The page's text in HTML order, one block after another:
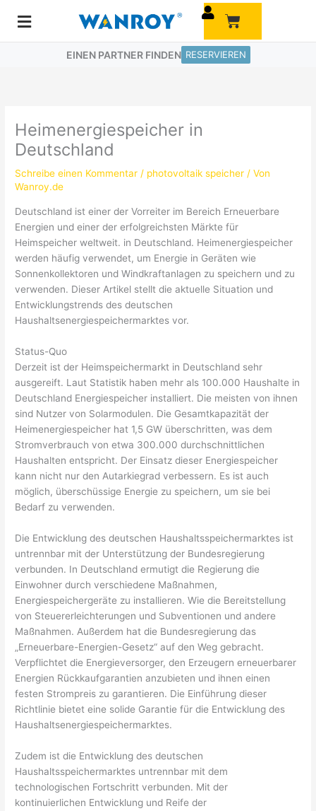
Inhalt
Warenkorb
EINEN PARTNER FINDEN RESERVIEREN
Heimenergiespeicher in
Deutschland
Schreibe einen Kommentar / photovoltaik speicher / Von
Wanroy.de
Deutschland ist einer der Vorreiter im Bereich Erneuerbare
Energien und einer der erfolgreichsten Märkte für
Heimspeicher weltweit. in Deutschland. Heimenergiespeicher
werden häufig verwendet, um Energie in Geräten wie
Sonnenkollektoren und Windkraftanlagen zu speichern und zu
verwenden. Dieser Artikel stellt die aktuelle Situation und
Entwicklungstrends des deutschen
Haushaltsenergiespeichermarktes vor.
Status-Quo
Derzeit ist der Heimspeichermarkt in Deutschland sehr
ausgereift. Laut Statistik haben mehr als 100.000 Haushalte in
Deutschland Energiespeicher installiert. Die meisten von ihnen
sind Nutzer von Solarmodulen. Die Gesamtkapazität der
Heimenergiespeicher hat 1,5 GW überschritten, was dem
Stromverbrauch von etwa 300.000 durchschnittlichen
Haushalten entspricht. Der Einsatz dieser Energiespeicher
kann nicht nur den Autarkiegrad verbessern. Es ist auch
möglich, überschüssige Energie zu speichern, um sie bei
Bedarf zu verwenden.
Die Entwicklung des deutschen Haushaltsspeichermarktes ist
untrennbar mit der Unterstützung der Bundesregierung
verbunden. In Deutschland ermutigt die Regierung die
Einwohner durch verschiedene Maßnahmen,
Energiespeichergeräte zu installieren. Wie die Bereitstellung
von Steuererleichterungen und Subventionen und andere
Maßnahmen. Außerdem hat die Bundesregierung das
„Erneuerbare-Energien-Gesetz“ auf den Weg gebracht.
Verpflichtet die Energieversorger, den Erzeugern erneuerbarer
Energien Rückkaufgarantien anzubieten und ihnen einen
festen Strompreis zu garantieren. Die Einführung dieser
Richtlinie bietet eine solide Garantie für die Entwicklung des
Haushaltsenergiespeichermarktes.
Zudem ist die Entwicklung des deutschen
Haushaltsspeichermarktes untrennbar mit dem
technologischen Fortschritt verbunden. Mit der
kontinuierlichen Entwicklung und Reife der